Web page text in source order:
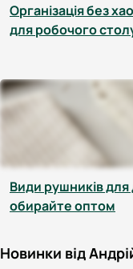
Організація без
для робочого
Види рушників для
обирайте оптом
Новинки від